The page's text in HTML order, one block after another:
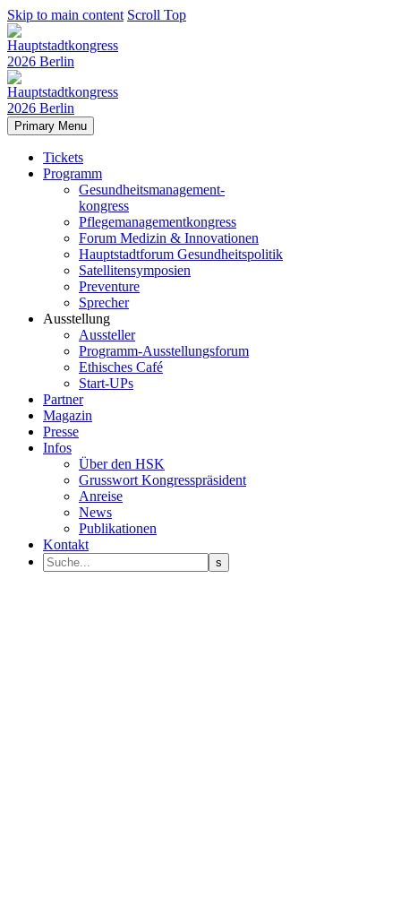
Skip to main content Scroll Top
Primary Menu
Tickets
Programm
Gesundheitsmanagement-
kongress
Pflegemanagementkongress
Forum Medizin & Innovationen
Hauptstadtforum Gesundheitspolitik
Satellitensymposien
Preventure
Sprecher
Ausstellung
Aussteller
Programm-Ausstellungsforum
Ethisches Café
Start-UPs
Partner
Magazin
Presse
Infos
Über den HSK
Grusswort Kongresspräsident
Anreise
News
Publikationen
Kontakt